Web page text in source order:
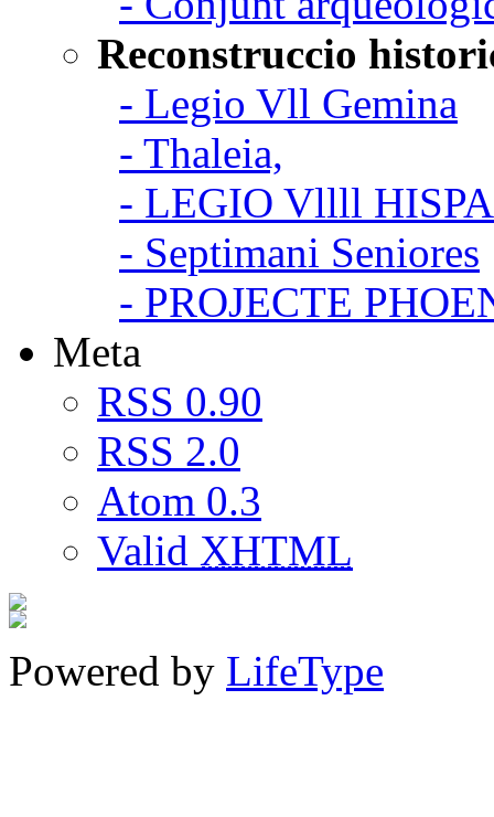
Reconstruccio
- Legio Vll Gemina
- Thaleia,
- LEGIO Vllll
- Septimani Seniores
- PROJECTE
Meta
RSS 0.90
RSS 2.0
Atom 0.3
Valid XHTML
Powered by LifeType